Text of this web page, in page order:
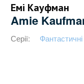
Емі Кауфман
Amie
Серії: Фантастичні